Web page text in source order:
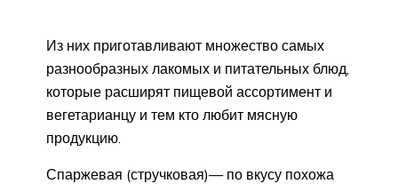
Из них приготавливают множество самых
разнообразных лакомых и питательных блюд,
которые расширят пищевой ассортимент и
вегетарианцу и тем кто любит мясную
продукцию.
Спаржевая (стручковая)— по вкусу похожа